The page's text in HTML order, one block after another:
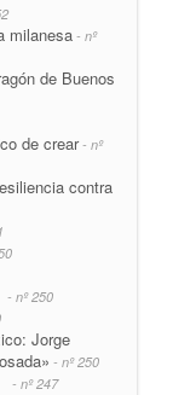
milanesa - nº
de Buenos
de crear- nº
contra
- nº 250
Jorge
- nº 250
- nº 247